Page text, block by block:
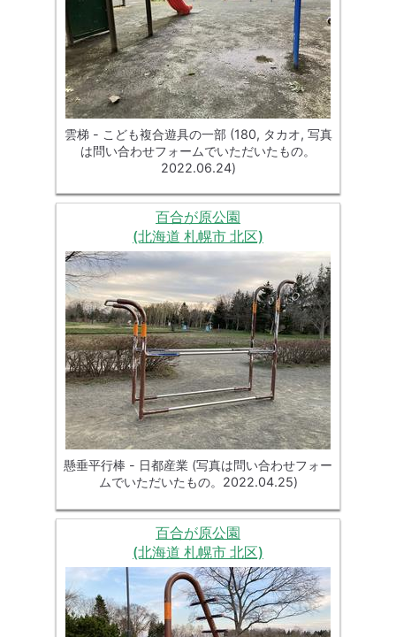
雲梯 - こども複合遊具の一部 (180, タカオ, 写真
は問い合わせフォームでいただいたもの。
2022.06.24)
百合が原公園
(北海道 札幌市 北区)
懸垂平行棒 - 日都産業 (写真は問い合わせフォー
ムでいただいたもの。2022.04.25)
百合が原公園
(北海道 札幌市 北区)